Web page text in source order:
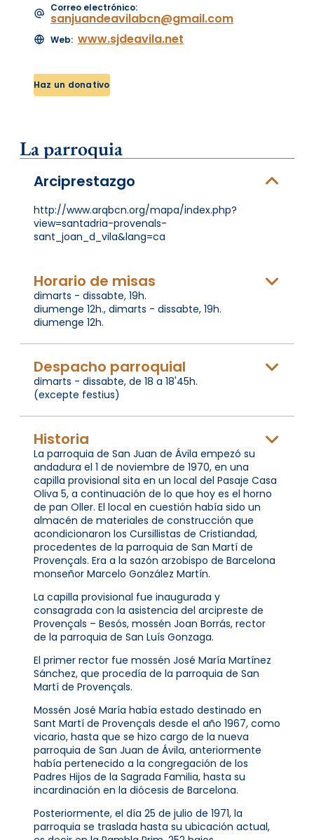
Correo electrónico:
sanjuandeavilabcn@gmail.com
Web: www.sjdeavila.net
Haz un donativo
La parroquia
Arciprestazgo
http://www.arqbcn.org/mapa/index.php?
view=santadria-provenals-
sant_joan_d_vila&lang=ca
Horario de misas
dimarts - dissabte, 19h.
diumenge 12h., dimarts - dissabte, 19h.
diumenge 12h.
Despacho parroquial
dimarts - dissabte, de 18 a 18'45h.
(excepte festius)
Historia
La parroquia de San Juan de Ávila empezó su
andadura el 1 de noviembre de 1970, en una
capilla provisional sita en un local del Pasaje Casa
Oliva 5, a continuación de lo que hoy es el horno
de pan Oller. El local en cuestión había sido un
almacén de materiales de construcción que
acondicionaron los Cursillistas de Cristiandad,
procedentes de la parroquia de San Martí de
Provençals. Era a la sazón arzobispo de Barcelona
monseñor Marcelo González Martín.
La capilla provisional fue inaugurada y
consagrada con la asistencia del arcipreste de
Provençals – Besós, mossén Joan Borrás, rector
de la parroquia de San Luís Gonzaga.
El primer rector fue mossén José María Martínez
Sánchez, que procedía de la parroquia de San
Martí de Provençals.
Mossén José María había estado destinado en
Sant Martí de Provençals desde el año 1967, como
vicario, hasta que se hizo cargo de la nueva
parroquia de San Juan de Ávila, anteriormente
había pertenecido a la congregación de los
Padres Hijos de la Sagrada Familia, hasta su
incardinación en la diócesis de Barcelona.
Posteriormente, el día 25 de julio de 1971, la
parroquia se traslada hasta su ubicación actual,